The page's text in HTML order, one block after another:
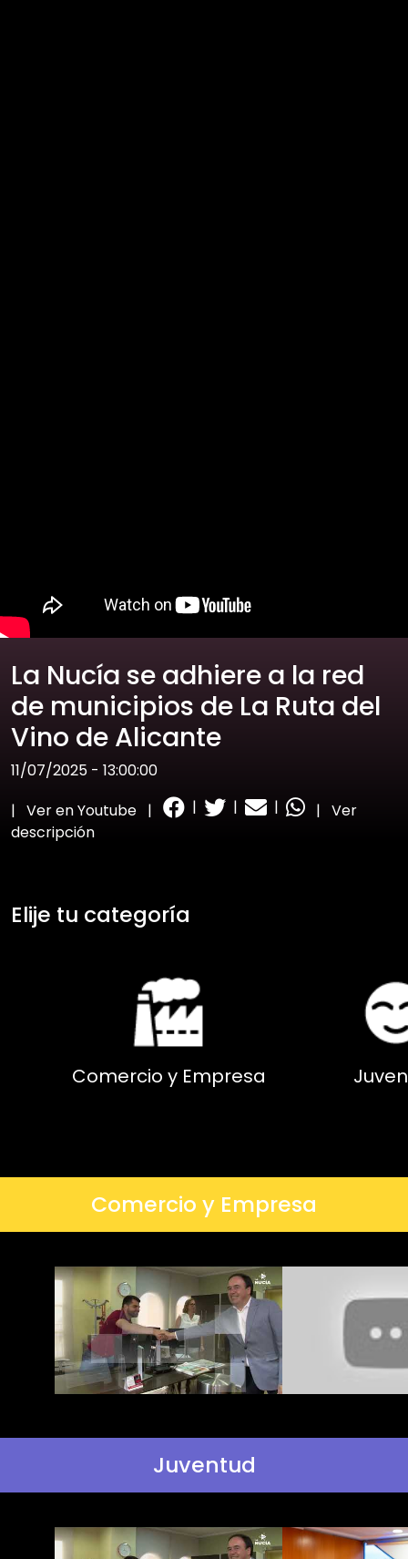
La Nucía se adhiere a la red
de municipios de La Ruta del
Vino de Alicante
11/07/2025 - 13:00:00
| Ver en Youtube | | | | | Ver
descripción
Elije tu categoría
Comercio y Empresa
Comercio y Empresa
Juventud